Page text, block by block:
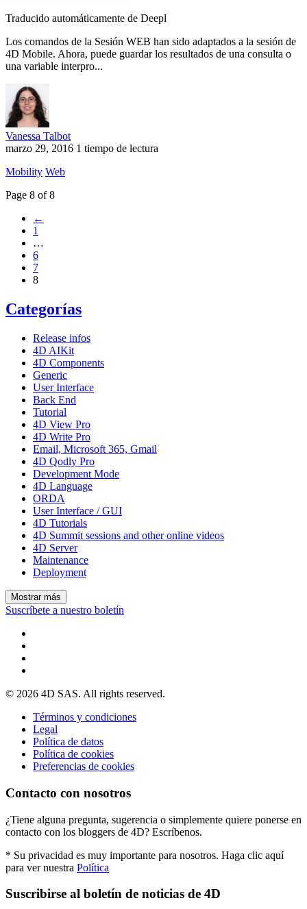
Traducido automáticamente de Deepl
Los comandos de la Sesión WEB han sido adaptados a la sesión de
4D Mobile. Ahora, puede guardar los resultados de una consulta o
una variable interpro...
Vanessa Talbot
marzo 29, 2016 1 tiempo de lectura
Mobility Web
Page 8 of 8
←
1
…
6
7
8
Categorías
Release infos
4D AIKit
4D Components
Generic
User Interface
Back End
Tutorial
4D View Pro
4D Write Pro
Email, Microsoft 365, Gmail
4D Qodly Pro
Development Mode
4D Language
ORDA
User Interface / GUI
4D Tutorials
4D Summit sessions and other online videos
4D Server
Maintenance
Deployment
Mostrar más
Suscríbete a nuestro boletín
© 2026 4D SAS. All rights reserved.
Términos y condiciones
Legal
Política de datos
Política de cookies
Preferencias de cookies
Contacto con nosotros
¿Tiene alguna pregunta, sugerencia o simplemente quiere ponerse en
contacto con los bloggers de 4D? Escríbenos.
* Su privacidad es muy importante para nosotros. Haga clic aquí
para ver nuestra Política
Suscribirse al boletín de noticias de 4D